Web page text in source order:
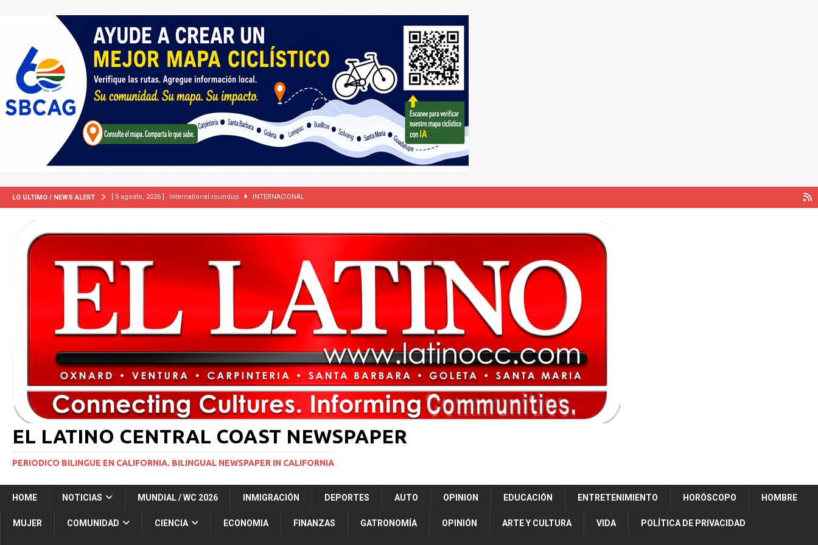
LO ULTIMO / NEWS ALERT [ 5 agosto, 2026 ] International roundup INTERNACIONAL
[ 2 julio, 2024 ] Colombia apaga el ‘efecto Vini’. Brasil 1 – Colombia 1 DEPORTE
Corte Suprema levanta suspensión a ley de Texas que permite a la policía detener a migrantes
INMIGRACIÓN
Potente tormenta invernal desatará la mayor nevada en lo que va del año en California NACIONALES
[ 6 agosto, 2026 ] Trump firma dos medidas ejecutivas para restringir la ciudadanía por nacimiento y el “turismo de parto”
[ 5 agosto, 2026 ] Resumen internacional INTERNACIONAL
EL LATINO CENTRAL COAST NEWSPAPER
PERIODICO BILINGUE EN CALIFORNIA. BILINGUAL NEWSPAPER IN CALIFORNIA
HOME NOTICIAS MUNDIAL / WC 2026 INMIGRACIÓN DEPORTES AUTO OPINION EDUCACIÓN ENTRETENIMIENTO HORÓSCOPO HOMBRE
MUJER COMUNIDAD CIENCIA ECONOMIA FINANZAS GATRONOMÍA OPINIÓN ARTE Y CULTURA VIDA POLÍTICA DE PRIVACIDAD